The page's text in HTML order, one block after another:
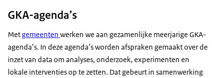
GKA-agenda’s
Metgemeenten werken we aan gezamenlijke meerjarige GKA-
agenda’s. In deze agenda’s worden afspraken gemaakt over de
inzet van data om analyses, onderzoek, experimenten en
lokale interventies op te zetten. Dat gebeurt in samenwerking